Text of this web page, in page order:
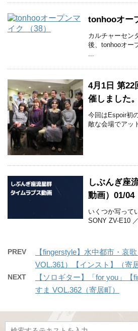
tonhooオー
カルチャーセン
後、tonhooオー
...
4月1日 第
催しました
今回はEspoir初
敵な会場でアッ
しぶんぎ座
動画）01/04
いくつか写って
SONY ZV-E10
PREV
【fingerstyle】水中都市・哀
VOL.361）【インスト】（寄居
NEXT
【ソロギター】「for you」【
すま VOL.362（寄居町）